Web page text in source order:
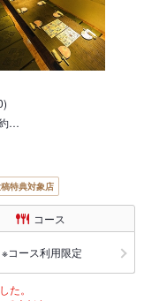
…
特典対象店
コース
コース利用限定
た。